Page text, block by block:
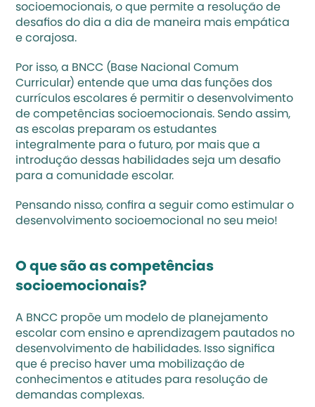
socioemocionais, o que permite a resolução de
desafios do dia a dia de maneira mais empática
e corajosa.
Por isso, a BNCC (Base Nacional Comum
Curricular) entende que uma das funções dos
currículos escolares é permitir o desenvolvimento
de competências socioemocionais. Sendo assim,
as escolas preparam os estudantes
integralmente para o futuro, por mais que a
introdução dessas habilidades seja um desafio
para a comunidade escolar.
Pensando nisso, confira a seguir como estimular o
desenvolvimento socioemocional no seu meio!
O que são as competências
socioemocionais?
A BNCC propõe um modelo de planejamento
escolar com ensino e aprendizagem pautados no
desenvolvimento de habilidades. Isso significa
que é preciso haver uma mobilização de
conhecimentos e atitudes para resolução de
demandas complexas.